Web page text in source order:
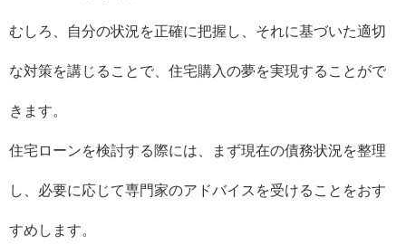
むしろ、自分の状況を正確に把握し、それに基づいた適切
な対策を講じることで、住宅購入の夢を実現することがで
きます。
住宅ローンを検討する際には、まず現在の債務状況を整理
し、必要に応じて専門家のアドバイスを受けることをおす
すめします。